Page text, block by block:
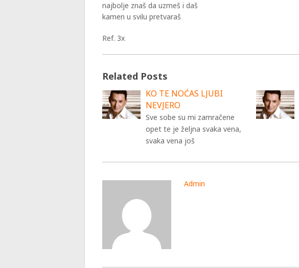
najbolje znaš da uzmeš i daš
kamen u svilu pretvaraš
Ref. 3x
Related Posts
KO TE NOĆAS LJUBI
NEVJERO
Sve sobe su mi zamračene
opet te je željna svaka vena,
svaka vena još
Admin